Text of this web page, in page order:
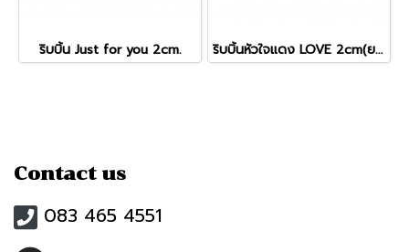
ริบบิ้น Just for you 2cm. ริบบิ้นหัวใจแดง LOVE 2cm(ยาว15m.)
Contact us
083 465 4551